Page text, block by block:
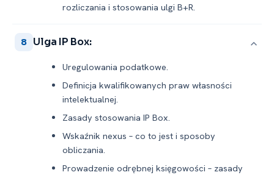
rozliczania i stosowania ulgi B+R.
8 Ulga IP Box:
Uregulowania podatkowe.
Definicja kwalifikowanych praw własności
intelektualnej.
Zasady stosowania IP Box.
Wskaźnik nexus – co to jest i sposoby
obliczania.
Prowadzenie odrębnej księgowości – zasady